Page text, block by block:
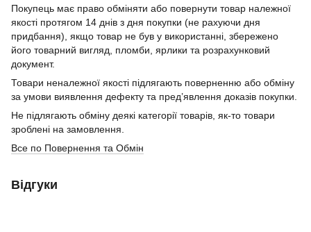
Покупець має право обміняти або повернути товар належної
якості протягом 14 днів з дня покупки (не рахуючи дня
придбання), якщо товар не був у використанні, збережено
його товарний вигляд, пломби, ярлики та розрахунковий
документ.
Товари неналежної якості підлягають поверненню або обміну
за умови виявлення дефекту та пред’явлення доказів покупки.
Не підлягають обміну деякі категорії товарів, як-то товари
зроблені на замовлення.
Все по Повернення та Обмін
Відгуки